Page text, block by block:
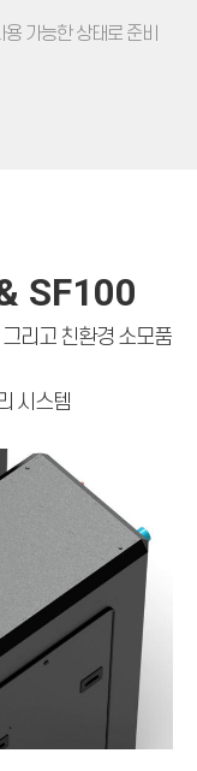
가능한 상태로 준비
SF100
리고 친환경 소모품
시스템